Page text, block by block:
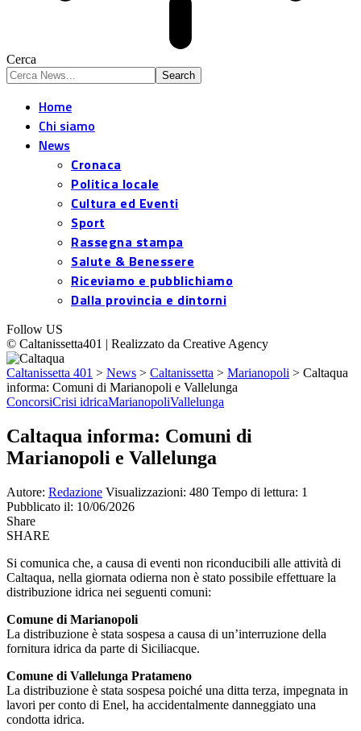
Cerca
Home
Chi siamo
News
Cronaca
Politica locale
Cultura ed Eventi
Sport
Rassegna stampa
Salute & Benessere
Riceviamo e pubblichiamo
Dalla provincia e dintorni
Follow US
© Caltanissetta401 | Realizzato da Creative Agency
Caltanissetta 401 > News > Caltanissetta > Marianopoli > Caltaqua
informa: Comuni di Marianopoli e Vallelunga
ConcorsiCrisi idricaMarianopoliVallelunga
Caltaqua informa: Comuni di
Marianopoli e Vallelunga
Autore: Redazione Visualizzazioni: 480 Tempo di lettura: 1
Pubblicato il: 10/06/2026
Share
SHARE
Si comunica che, a causa di eventi non riconducibili alle attività di
Caltaqua, nella giornata odierna non è stato possibile effettuare la
distribuzione idrica nei seguenti comuni:
Comune di Marianopoli
La distribuzione è stata sospesa a causa di un’interruzione della
fornitura idrica da parte di Siciliacque.
Comune di Vallelunga Pratameno
La distribuzione è stata sospesa poiché una ditta terza, impegnata in
lavori per conto di Enel, ha accidentalmente danneggiato una
condotta idrica.